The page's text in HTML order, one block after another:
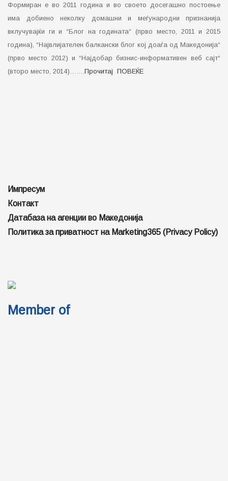
Формиран е во 2011 година и во своето досегашно постоење
има добиено неколку домашни и меѓународни признанија
вклучувајќи ги и “Блог на годината“ (прво место, 2011 и 2015
година), “Највлијателен балкански блог кој доаѓа од Македонија“
(прво место 2012) и “Најдобар бизнис-информативен веб сајт“
(второ место, 2014)……. Прочитај ПОВЕЌЕ
Импресум
Контакт
Датабаза на агенции во Македонија
Политика за приватност на Marketing365 (Privacy Policy)
Member of